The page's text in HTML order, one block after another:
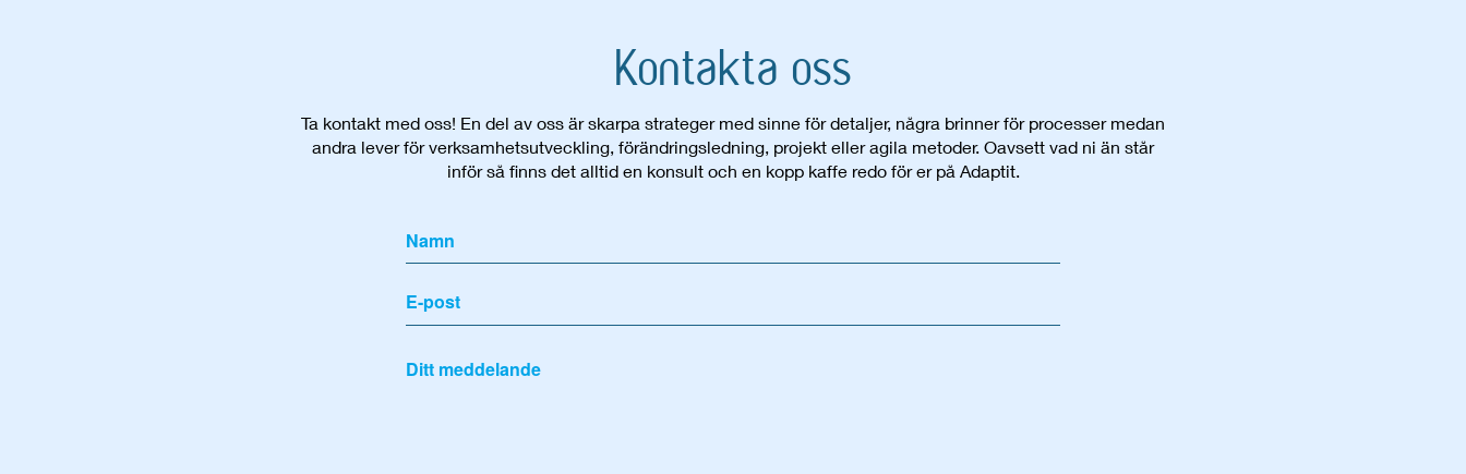
Kontakta oss
Ta kontakt med oss! En del av oss är skarpa strateger med sinne för detaljer, några brinner för processer medan
andra lever för verksamhetsutveckling, förändringsledning, projekt eller agila metoder. Oavsett vad ni än står
inför så finns det alltid en konsult och en kopp kaffe redo för er på Adaptit.